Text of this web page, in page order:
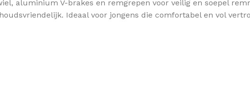
aluminium V-brakes en remgrepen voor veilig en soepel
Ideaal voor jongens die comfortabel en vol